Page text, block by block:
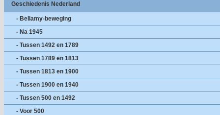
Geschiedenis Nederland
- Bellamy-beweging
- Na 1945
- Tussen 1492 en 1789
- Tussen 1789 en 1813
- Tussen 1813 en 1900
- Tussen 1900 en 1940
- Tussen 500 en 1492
- Voor 500